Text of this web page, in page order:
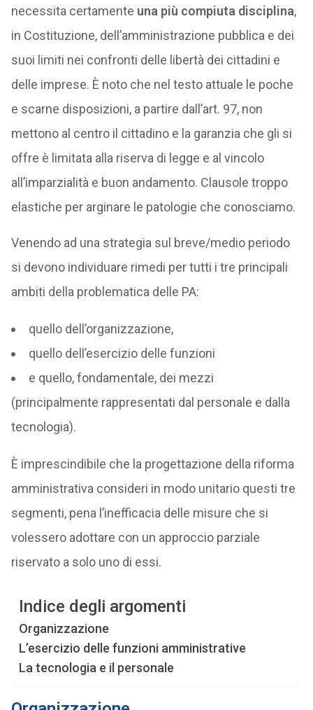
necessita certamente una più compiuta disciplina,
in Costituzione, dell’amministrazione pubblica e dei
suoi limiti nei confronti delle libertà dei cittadini e
delle imprese. È noto che nel testo attuale le poche
e scarne disposizioni, a partire dall’art. 97, non
mettono al centro il cittadino e la garanzia che gli si
offre è limitata alla riserva di legge e al vincolo
all’imparzialità e buon andamento. Clausole troppo
elastiche per arginare le patologie che conosciamo.
Venendo ad una strategia sul breve/medio periodo
si devono individuare rimedi per tutti i tre principali
ambiti della problematica delle PA:
quello dell’organizzazione,
quello dell’esercizio delle funzioni
e quello, fondamentale, dei mezzi
(principalmente rappresentati dal personale e dalla
tecnologia).
È imprescindibile che la progettazione della riforma
amministrativa consideri in modo unitario questi tre
segmenti, pena l’inefficacia delle misure che si
volessero adottare con un approccio parziale
riservato a solo uno di essi.
Indice degli argomenti
Organizzazione
L’esercizio delle funzioni amministrative
La tecnologia e il personale